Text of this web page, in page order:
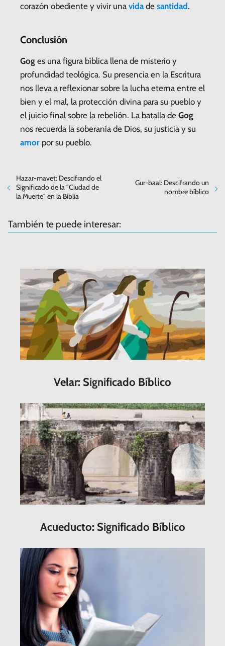
corazón obediente y vivir una vidade santidad.
Conclusión
Gog es una figura bíblica llena de misterio y
profundidad teológica. Su presencia en la Escritura
nos lleva a reflexionar sobre la lucha eterna entre el
bien y el mal, la protección divina para su pueblo y
el juicio final sobre la rebelión. La batalla de Gog
nos recuerda la soberanía de Dios, su justicia y su
amor por su pueblo.
Hazar-mavet: Descifrando el
Significado de la "Ciudad de
la Muerte" en la Biblia
Gur-baal: Descifrando un
nombre bíblico
También te puede interesar:
Velar: Significado Bíblico
Acueducto: Significado Bíblico